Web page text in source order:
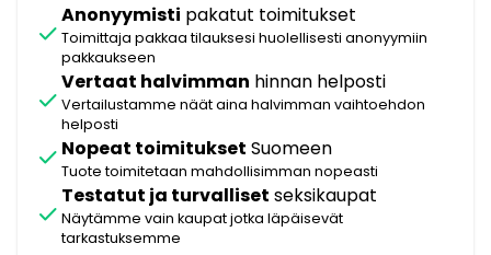
check
Anonyymisti pakatut toimitukset
Toimittaja pakkaa tilauksesi huolellisesti anonyymiin
pakkaukseen
check
Vertaat halvimman hinnan helposti
Vertailustamme näät aina halvimman vaihtoehdon
helposti
check Nopeat toimitukset Suomeen
Tuote toimitetaan mahdollisimman nopeasti
check
Testatut ja turvalliset seksikaupat
Näytämme vain kaupat jotka läpäisevät
tarkastuksemme